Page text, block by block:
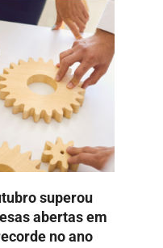
superou
abertas em
no ano